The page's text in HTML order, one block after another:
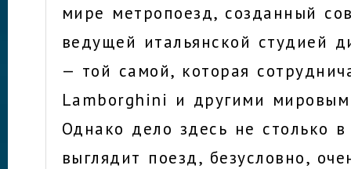
мире метропоезд, созданный
ведущей итальянской студией
— той самой, которая
Lamborghini и другими
Однако дело здесь не столько в
выглядит поезд, безусловно,